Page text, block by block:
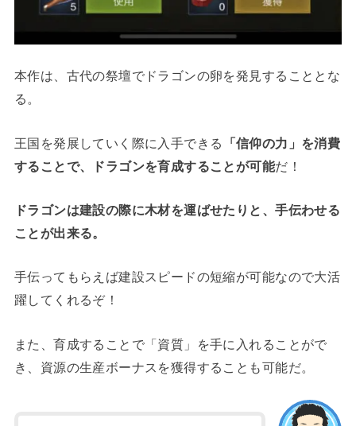
本作は、古代の祭壇でドラゴンの卵を発見することとな
る。
王国を発展していく際に入手できる
「信仰の力」を消費
することで、ドラゴンを育成することが可能だ！
ドラゴンは建設の際に木材を運ばせたりと、手伝わせる
ことが出来る。
手伝ってもらえば建設スピードの短縮が可能なので大活
躍してくれるぞ！
また、育成することで「資質」を手に入れることがで
き、資源の生産ボーナスを獲得することも可能だ。